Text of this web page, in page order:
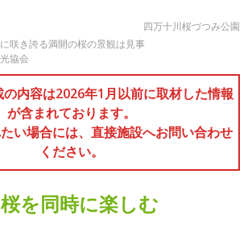
四万十川桜づつみ公園
咲き誇る満開の桜の景観は見事
協会
内容は2026年1月以前に取材した情報
が含まれております。
い場合には、直接施設へお問い合わせ
ください。
を同時に楽しむ